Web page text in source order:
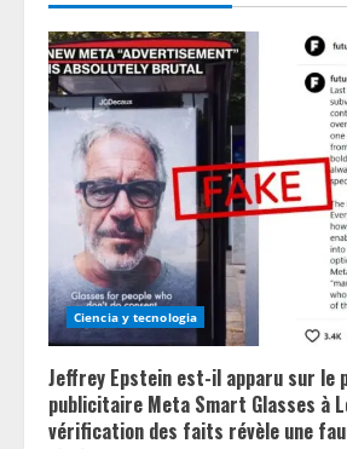
Ciencia y tecnologia
Jeffrey Epstein est-il apparu sur le
publicitaire Meta Smart Glasses à
vérification des faits révèle une